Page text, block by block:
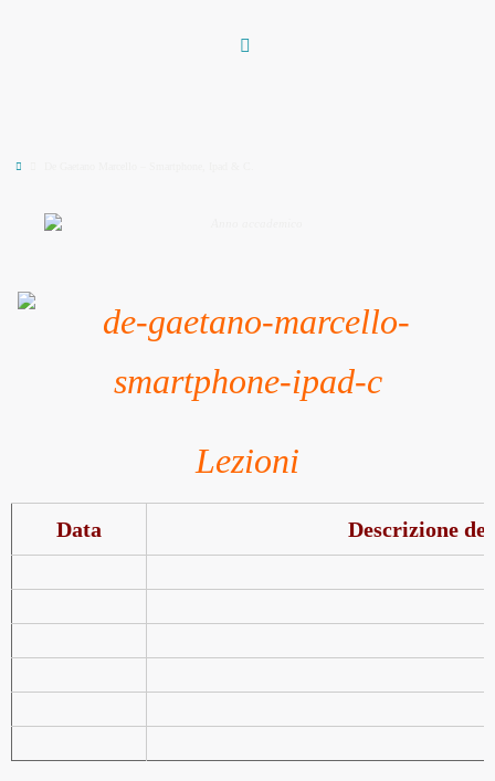
Lezioni
Data Descrizione